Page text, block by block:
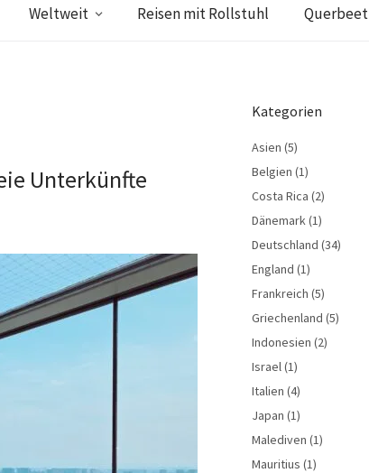
Weltweit Reisen mit Rollstuhl Querbeet
Unterkünfte
Kategorien
Asien (5)
Belgien (1)
Costa Rica (2)
Dänemark(1)
Deutschland (34)
England (1)
Frankreich (5)
Griechenland (5)
Indonesien (2)
Israel(1)
Italien (4)
Japan (1)
Malediven (1)
Mauritius (1)